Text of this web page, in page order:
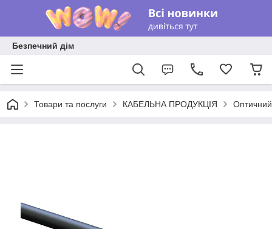
Безпечний дім
Товари та послуги КАБЕЛЬНА ПРОДУКЦІЯ